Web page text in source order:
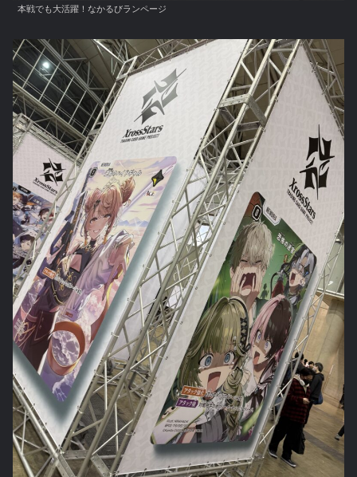
本戦でも大活躍！なかるびランページ